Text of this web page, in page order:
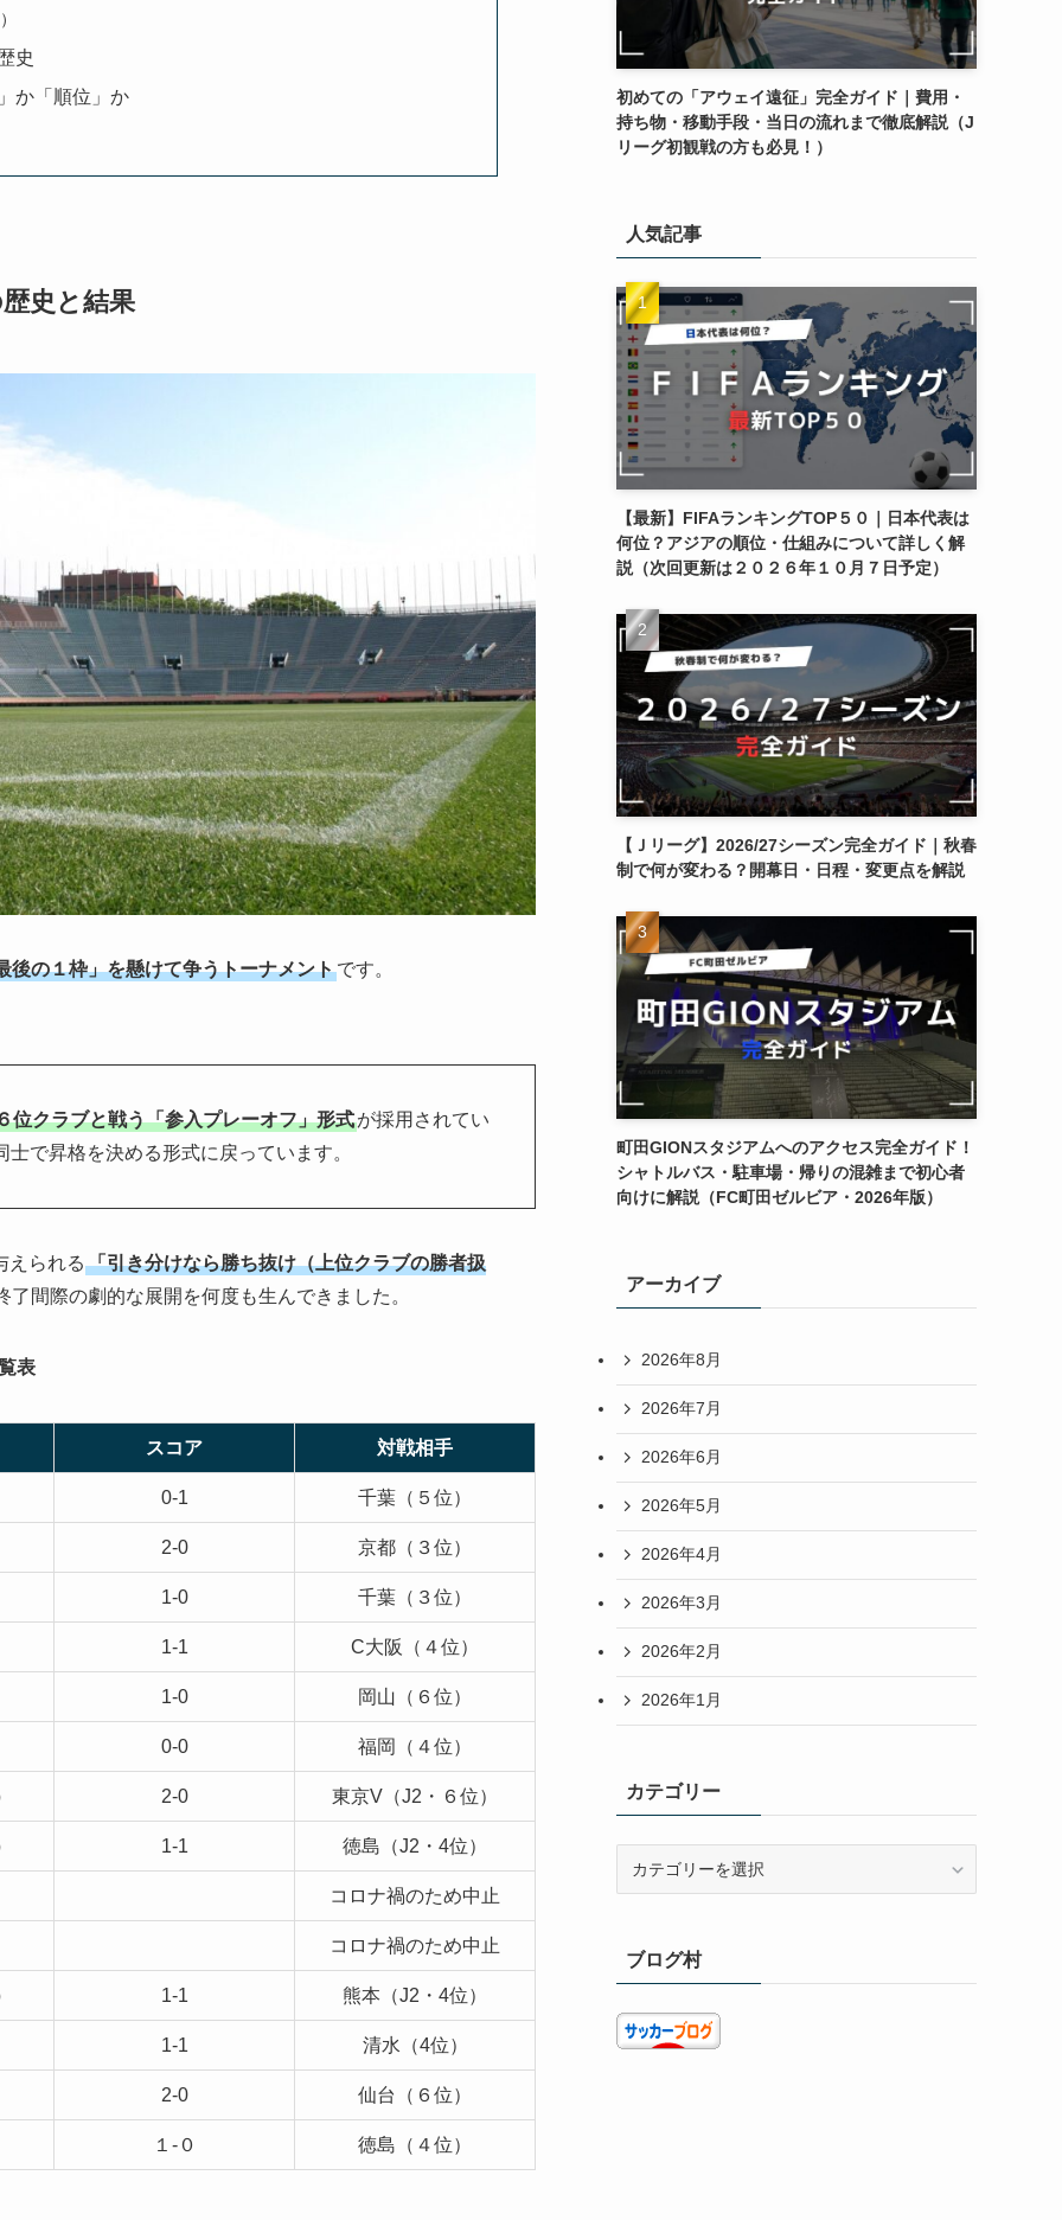
史
か「順位」か
史と結果
後の１枠」を懸けて争うトーナメントです。
位クラブと戦う「参入プレーオフ」形式が採用されてい
で昇格を決める形式に戻っています。
えられる 「引き分けなら勝ち抜け（上位クラブの勝者扱
了間際の劇的な展開を何度も生んできました。
表
スコア 対戦相手
0-1 千葉（５位）
2-0 京都（３位）
1-0 千葉（３位）
1-1 C大阪（４位）
1-0 岡山（６位）
0-0 福岡（４位）
2-0 東京V（J2・６位）
1-1 徳島（J2・4位）
コロナ禍のため中止
コロナ禍のため中止
1-1 熊本（J2・4位）
1-1 清水（4位）
2-0 仙台（６位）
１-０ 徳島（４位）
初めての「アウェイ遠征」完全ガイド｜費用・
持ち物・移動手段・当日の流れまで徹底解説（J
リーグ初観戦の方も必見！）
人気記事
【最新】FIFAランキングTOP５０｜日本代表は
何位？アジアの順位・仕組みについて詳しく解
説（次回更新は２０２６年１０月７日予定）
【Ｊリーグ】2026/27シーズン完全ガイド｜秋春
制で何が変わる？開幕日・日程・変更点を解説
町田GIONスタジアムへのアクセス完全ガイド！
シャトルバス・駐車場・帰りの混雑まで初心者
向けに解説（FC町田ゼルビア・2026年版）
アーカイブ
2026年8月
2026年7月
2026年6月
2026年5月
2026年4月
2026年3月
2026年2月
2026年1月
カテゴリー
ーブログ村